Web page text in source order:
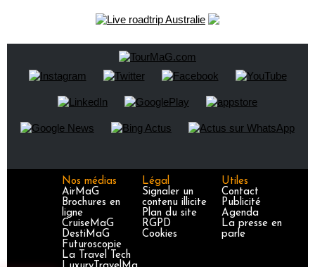
Nos médias
AirMaG
Brochures en
ligne
CruiseMaG
DestiMaG
Futuroscopie
La Travel Tech
Légal
Signaler un
contenu illicite
Plan du site
RGPD
Cookies
Utiles
Contact
Publicité
Agenda
La presse en
parle